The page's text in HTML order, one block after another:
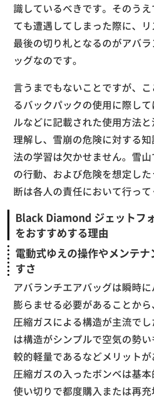
識しているべきです。そのう
ても遭遇してしまった際に、
最後の切り札となるのがアバ
ッグなのです。
言うまでもないことですが、
るバックパックの使用に際し
ルなどに記載された使用方法
理解し、雪崩の危険に対する
法の学習は欠かせません。雪
の行動、および危険を想定し
断は各人の責任において行って
Black Diamond ジェットフ
をおすすめする理由
電動式ゆえの操作やメンテナ
すさ
アバランチエアバッグは瞬時
膨らませる必要があることか
圧縮ガスによる構造が主流で
は構造がシンプルで空気の勢
較的軽量であるなどメリットが
圧縮ガスの入ったボンベは基本
使い切りで都度購入または再充